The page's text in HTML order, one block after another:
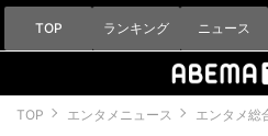
TOP ランキング ニュース
TOP エンタメニュース エンタメ総